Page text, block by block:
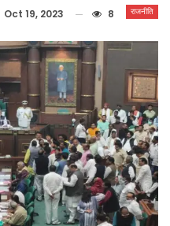
राजनीति
Oct 19, 2023 8